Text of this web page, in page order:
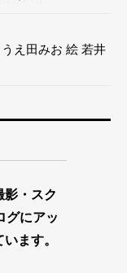
え田みお 絵 若井
影・スク
グにアッ
ます。